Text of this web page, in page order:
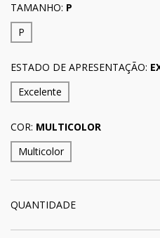
TAMANHO: P
P
ESTADO DE APRESENTAÇÃO:
Excelente
COR: MULTICOLOR
Multicolor
QUANTIDADE